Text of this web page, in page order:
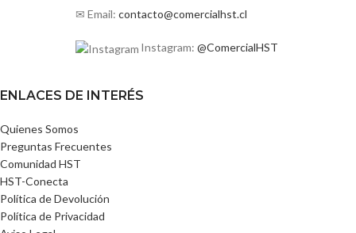
✉ Email: contacto@comercialhst.cl
Instagram: @ComercialHST
ENLACES DE INTERÉS
Quienes Somos
Preguntas Frecuentes
Comunidad HST
HST-Conecta
Política de Devolución
Política de Privacidad